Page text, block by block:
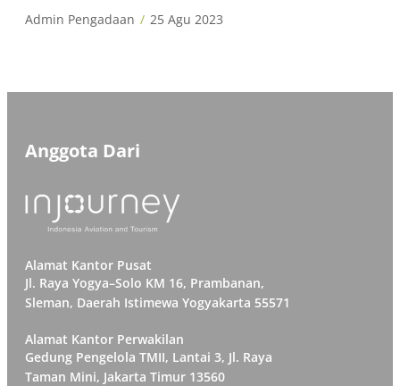
Terbuka Pekerjaan Revitalisasi Gedung Kantor Pusat PT
Admin Pengadaan 25 Agu 2023
Anggota Dari
Alamat Kantor Pusat
Jl. Raya Yogya–Solo KM 16, Prambanan,
Sleman, Daerah Istimewa Yogyakarta 55571
Alamat Kantor Perwakilan
Gedung Pengelola TMII, Lantai 3, Jl. Raya
Taman Mini, Jakarta Timur 13560